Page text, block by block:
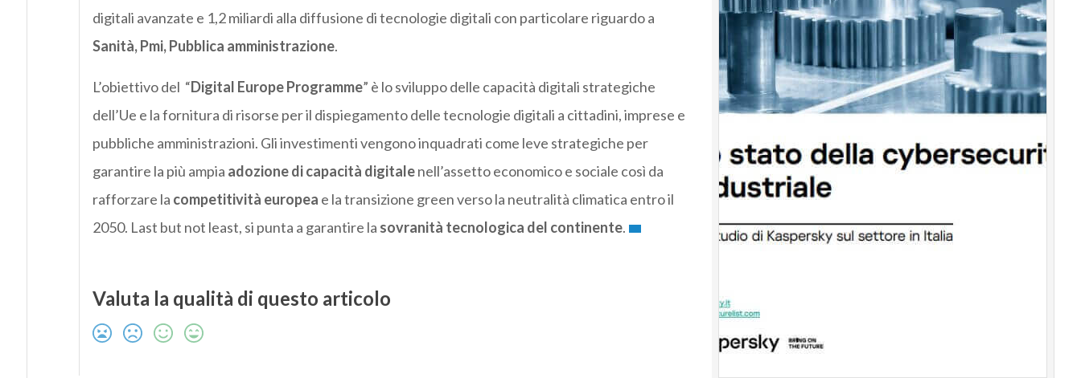
digitali avanzate e 1,2 miliardi alla diffusione di tecnologie digitali con particolare riguardo a
Sanità, Pmi, Pubblica amministrazione.
L’obiettivo del “Digital Europe Programme” è lo sviluppo delle capacità digitali strategiche
dell’Ue e la fornitura di risorse per il dispiegamento delle tecnologie digitali a cittadini, imprese e
pubbliche amministrazioni. Gli investimenti vengono inquadrati come leve strategiche per
garantire la più ampia adozione di capacità digitalenell’assetto economico e sociale così da
rafforzare la competitività europea e la transizione green verso la neutralità climatica entro il
2050. Last but not least, si punta a garantire la sovranità tecnologica del continente.
Valuta la qualità di questo articolo